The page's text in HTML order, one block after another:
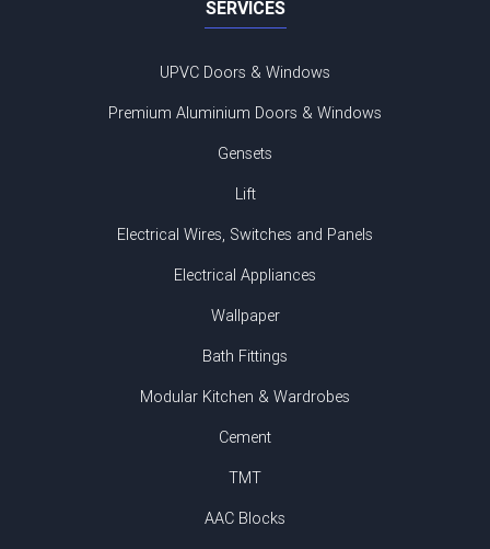
SERVICES
UPVC Doors & Windows
Premium Aluminium Doors & Windows
Gensets
Lift
Electrical Wires, Switches and Panels
Electrical Appliances
Wallpaper
Bath Fittings
Modular Kitchen & Wardrobes
Cement
TMT
AAC Blocks